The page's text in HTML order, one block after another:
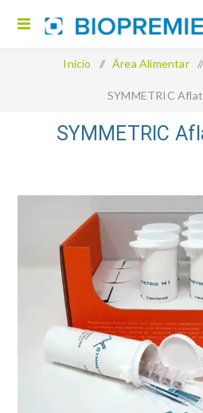
Início / Área Alimentar /
SYMMETRIC
SYMMETRIC